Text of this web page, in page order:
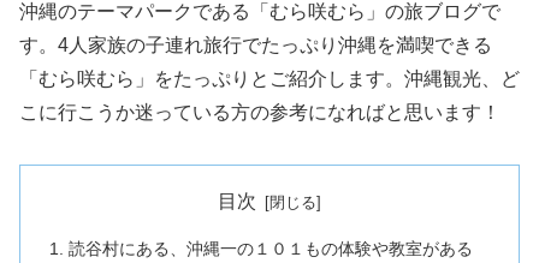
沖縄のテーマパークである「むら咲むら」の旅ブログで
す。4人家族の子連れ旅行でたっぷり沖縄を満喫できる
「むら咲むら」をたっぷりとご紹介します。沖縄観光、ど
こに行こうか迷っている方の参考になればと思います！
目次
読谷村にある、沖縄一の１０１もの体験や教室がある